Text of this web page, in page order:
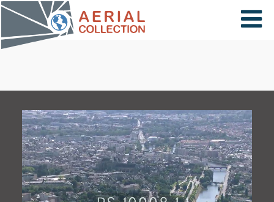
×
PAYS
CARTE